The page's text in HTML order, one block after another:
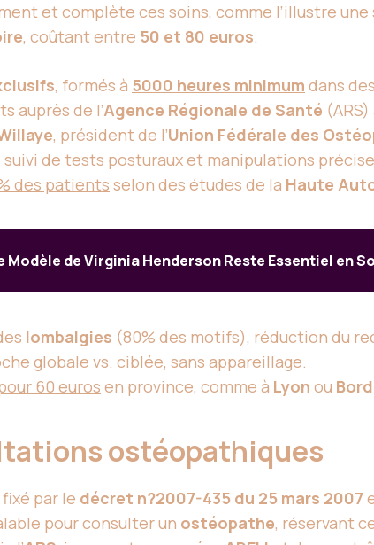
et complète ces soins, comme l’illustre
, coûtant entre 50 et 80 euros.
, formés à 5000 heures minimum dans
auprès de l’Agence Régionale de Santé
, président de l’Union Fédérale des
de tests posturaux et manipulations
des patients selon des études de la Haute
Modèle de Virginia Henderson Reste Essentiel en
lombalgies (80% des motifs), réduction du
globale vs. ciblée, sans appareillage.
60 euros en province, comme à Lyon ou
ostéopathiques
par le décret n?2007-435 du 25 mars 2007
pour consulter un ostéopathe, réservant